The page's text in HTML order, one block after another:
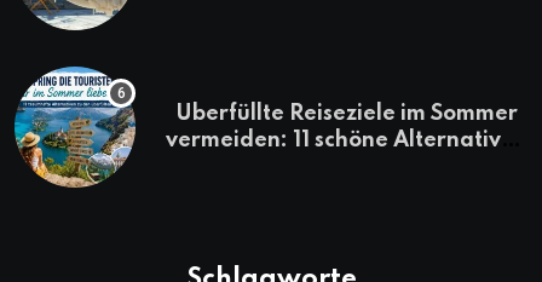
Überfüllte Reiseziele im Sommer
vermeiden: 11 schöne Alternativen